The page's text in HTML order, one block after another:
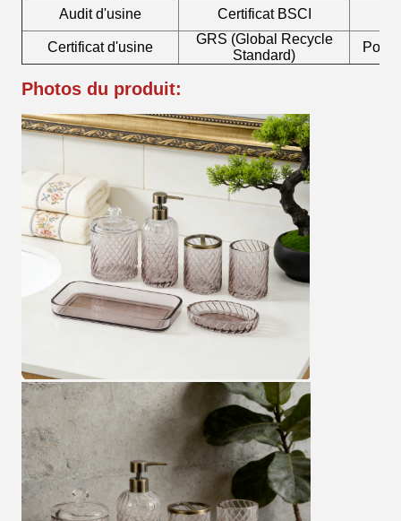
Audit d'usine
Certificat BSCI
Certificat d'usine
GRS (Global Recycle
Standard)
Photos du produit: